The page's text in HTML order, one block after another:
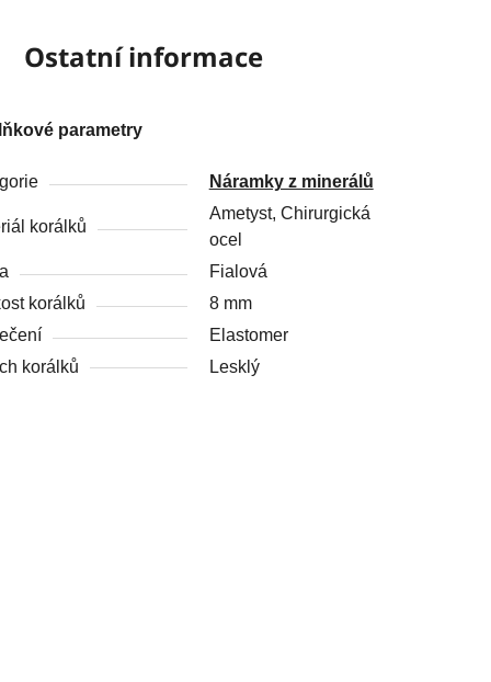
Ostatní informace
parametry
Náramky z minerálů
korálků
Ametyst, Chirurgická
ocel
Fialová
korálků
8 mm
Elastomer
korálků
Lesklý